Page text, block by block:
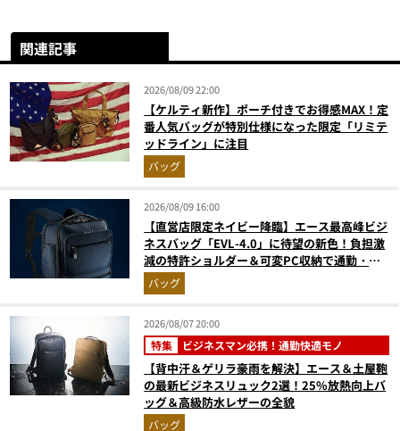
関連記事
2026/08/09 22:00
【ケルティ新作】ポーチ付きでお得感MAX！定
番人気バッグが特別仕様になった限定「リミテ
ッドライン」に注目
バッグ
2026/08/09 16:00
【直営店限定ネイビー降臨】エース最高峰ビジ
ネスバッグ「EVL-4.0」に待望の新色！負担激
減の特許ショルダー＆可変PC収納で通勤・出
張が無敵に
バッグ
2026/08/07 20:00
特集 ビジネスマン必携！通勤快適モノ
【背中汗＆ゲリラ豪雨を解決】エース＆土屋鞄
の最新ビジネスリュック2選！25%放熱向上バ
ッグ＆高級防水レザーの全貌
バッグ